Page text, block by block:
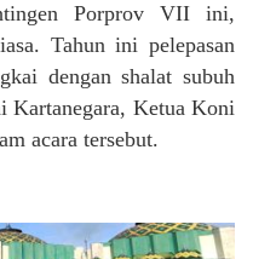
Porprov VII ini,
Tahun ini pelepasan
dengan shalat subuh
Kartanegara, Ketua Koni
acara tersebut.